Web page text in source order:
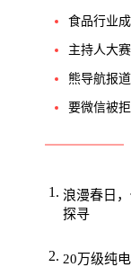
食品行业
主持人大
熊导航报
要微信被
浪漫春日
探寻
20万级纯